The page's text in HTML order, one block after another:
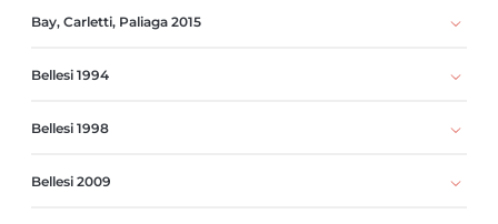
Bay, Carletti, Paliaga 2015
Bellesi 1994
Bellesi 1998
Bellesi 2009